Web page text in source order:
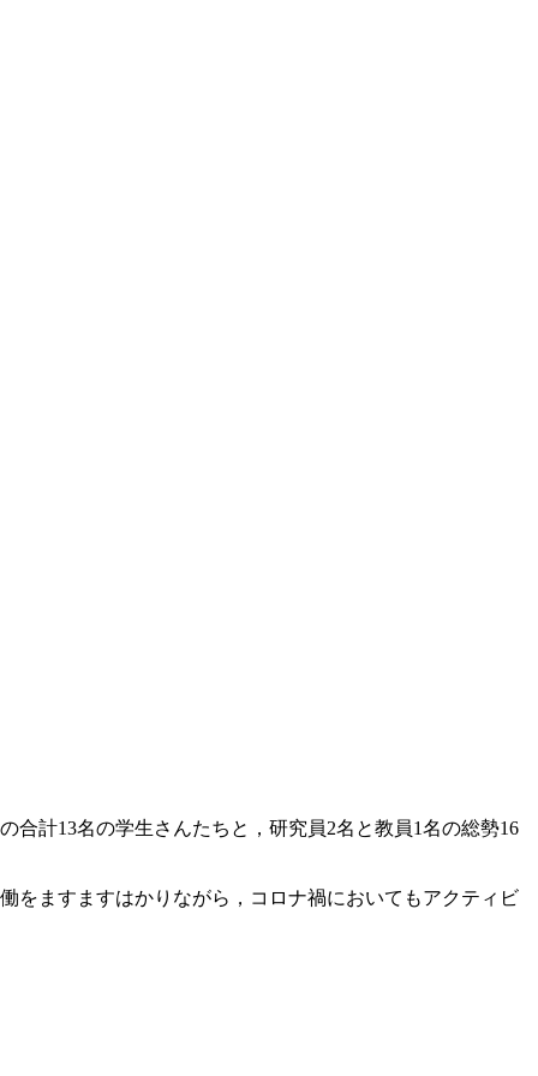
合計13名の学生さんたちと，研究員2名と教員1名の総勢16
をますますはかりながら，コロナ禍においてもアクティビ